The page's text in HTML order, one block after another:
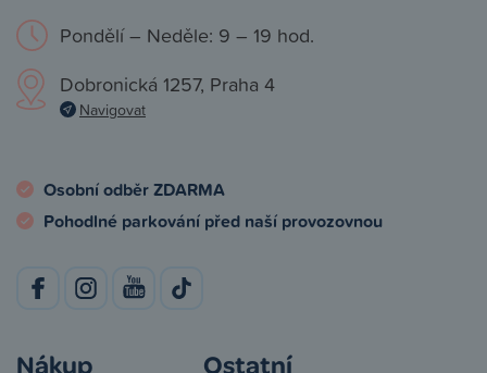
Pondělí – Neděle: 9 – 19 hod.
Dobronická 1257, Praha 4
Navigovat
Osobní odběr ZDARMA
Pohodlné parkování před naší provozovnou
Nákup Ostatní